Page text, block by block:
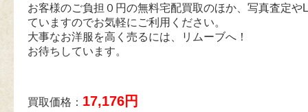
お客様のご負担０円の無料宅配買取のほか、写真査定や
ていますのでお気軽にご利用ください。
大事なお洋服を高く売るには、リムーブへ！
お待ちしています。
買取価格： 17,176円